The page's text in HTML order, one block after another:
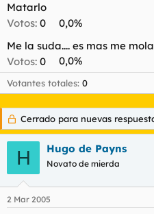
l
t
m
a
Matarlo
Votos: 0
0,0%
Me la suda.... es mas me
Votos: 0 0,0%
Votantes totales 0
Cerrado para nuevas
H Hugo de Payns
Novato de mierda
2 Mar 2005